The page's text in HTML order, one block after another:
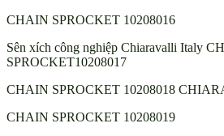
CHAIN SPROCKET 10208016
Sên xích công nghiệp Chiaravalli Italy
SPROCKET10208017
CHAIN SPROCKET 10208018
CHAIN SPROCKET 10208019